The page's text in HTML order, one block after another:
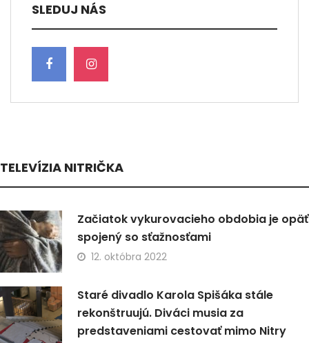
SLEDUJ NÁS
TELEVÍZIA NITRIČKA
Začiatok vykurovacieho obdobia je opäť
spojený so sťažnosťami
12. októbra 2022
Staré divadlo Karola Spišáka stále
rekonštruujú. Diváci musia za
predstaveniami cestovať mimo Nitry